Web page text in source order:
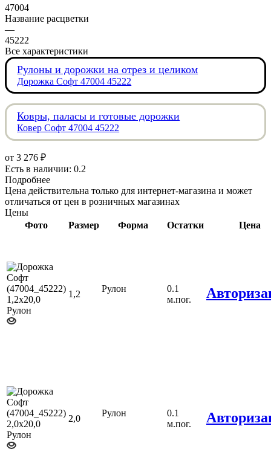
47004
Название расцветки
—
45222
Все характеристики
Рулоны и дорожки на отрез и целиком
Дорожка Софт 47004 45222
Ковры, паласы и готовые дорожки
Ковер Софт 47004 45222
от 3 276 ₽
Есть в наличии: 0.2
Подробнее
Цена действительна только для интернет-магазина и может
отличаться от цен в розничных магазинах
Цены
Фото
Размер Форма Остатки Цена
1,2
Рулон
0.1
м.пог.
2,0
Рулон
0.1
м.пог.